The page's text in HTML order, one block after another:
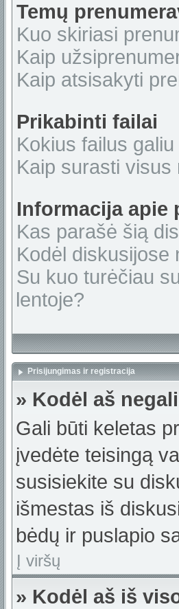
Temų
Kuo skiriasi
Kaip
Kaip atsisakyti
Prikabinti failai
Kokius failus
Kaip surasti
Informacija apie
Kas parašė šią
Kodėl diskusijose
Su kuo turėčiau
lentoje?
Prisijungimas ir registracija
» Kodėl aš
Gali būti keletas
įvedėte teisingą
susisiekite su
išmestas iš
bėdų ir puslapio
Į viršų
» Kodėl aš iš